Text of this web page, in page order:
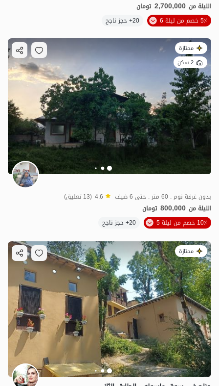
الليلة من 2,700,000 تومان
5٪ خصم من ليلة 6
20+ حجز ناجح
ممتازة
2 سكن
بدون غرفة نوم . 60 متر . حتى 6 ضيف 4.6 (13 تعليق)
الليلة من 800,000 تومان
10٪ خصم من ليلة 5
20+ حجز ناجح
ممتازة